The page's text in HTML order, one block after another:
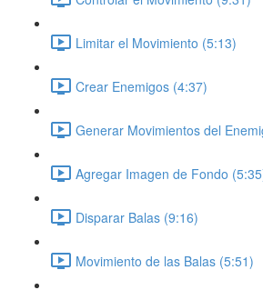
Limitar el Movimiento (5:13)
Crear Enemigos (4:37)
Generar Movimientos del
Agregar Imagen de Fondo
Disparar Balas (9:16)
Movimiento de las Balas (5:51)